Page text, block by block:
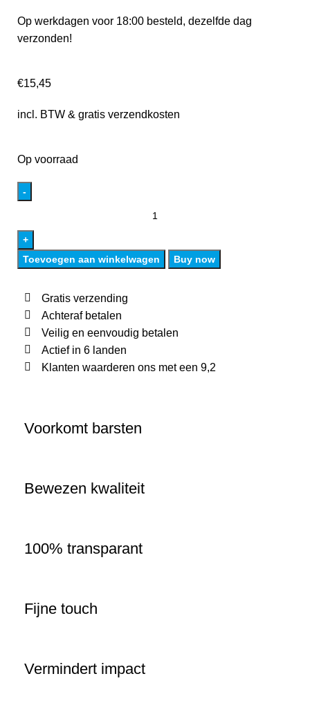
Op werkdagen voor 18:00 besteld, dezelfde dag
verzonden!
€15,45
incl. BTW & gratis verzendkosten
Op voorraad
Toevoegen aan winkelwagen Buy now
Gratis verzending
Achteraf betalen
Veilig en eenvoudig betalen
Actief in 6 landen
Klanten waarderen ons met een 9,2
Voorkomt barsten
Bewezen kwaliteit
100% transparant
Fijne touch
Vermindert impact